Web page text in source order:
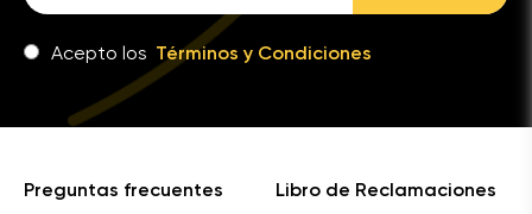
Acepto los Términos y Condiciones
Preguntas frecuentes Libro de Reclamaciones